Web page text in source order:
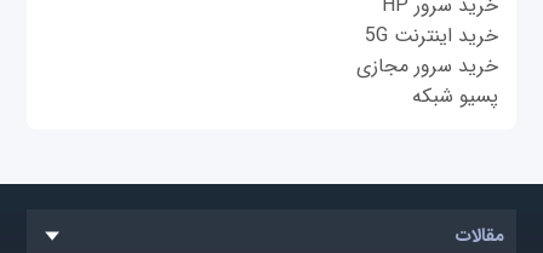
خرید اینترنت 5G
خرید سرور مجازی
پسیو شبکه
مقالات